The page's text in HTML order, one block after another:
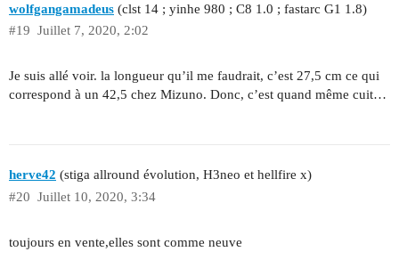
wolfgangamadeus (clst 14 ; yinhe 980 ; C8 1.0 ; fastarc G1 1.8)
Juillet 7, 2020, 2:02
#19
Je suis allé voir. la longueur qu’il me faudrait, c’est 27,5 cm ce qui
correspond à un 42,5 chez Mizuno. Donc, c’est quand même cuit…
herve42 (stiga allround évolution, H3neo et hellfire x)
Juillet 10, 2020, 3:34
#20
toujours en vente,elles sont comme neuve